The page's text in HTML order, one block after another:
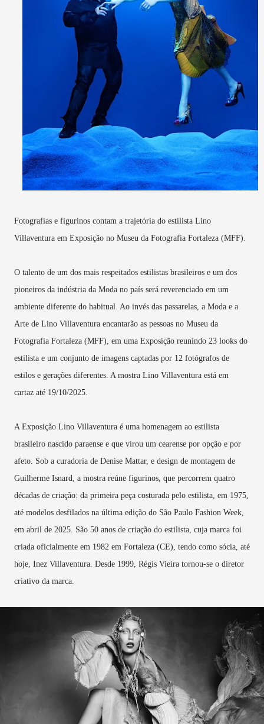
Fotografias e figurinos contam a trajetória do estilista Lino
Villaventura em Exposição no Museu da Fotografia Fortaleza (MFF).
O talento de um dos mais respeitados estilistas brasileiros e um dos
pioneiros da indústria da Moda no país será reverenciado em um
ambiente diferente do habitual. Ao invés das passarelas, a Moda e a
Arte de Lino Villaventura encantarão as pessoas no Museu da
Fotografia Fortaleza (MFF), em uma Exposição reunindo 23 looks do
estilista e um conjunto de imagens captadas por 12 fotógrafos de
estilos e gerações diferentes. A mostra Lino Villaventura está em
cartaz até 19/10/2025.
A Exposição Lino Villaventura é uma homenagem ao estilista
brasileiro nascido paraense e que virou um cearense por opção e por
afeto. Sob a curadoria de Denise Mattar, e design de montagem de
Guilherme Isnard, a mostra reúne figurinos, que percorrem quatro
décadas de criação: da primeira peça costurada pelo estilista, em 1975,
até modelos desfilados na última edição do São Paulo Fashion Week,
em abril de 2025. São 50 anos de criação do estilista, cuja marca foi
criada oficialmente em 1982 em Fortaleza (CE), tendo como sócia, até
hoje, Inez Villaventura. Desde 1999, Régis Vieira tornou-se o diretor
criativo da marca.